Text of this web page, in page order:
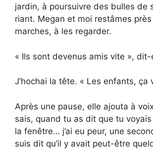
jardin, à poursuivre des bulles de
riant. Megan et moi restâmes
marches, à les regarder.
« Ils sont devenus amis vite », dit-
J’hochai la tête. « Les enfants, ça
Après une pause, elle ajouta à
sais, quand tu as dit que tu
la fenêtre… j’ai eu peur, une
suis dit qu’il y avait peut-être